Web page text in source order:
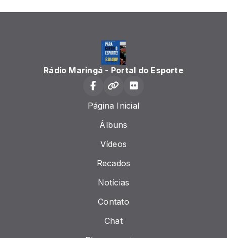
Rádio Maringá - Portal do Esporte
Página Inicial
Álbuns
Vídeos
Recados
Notícias
Contato
Chat